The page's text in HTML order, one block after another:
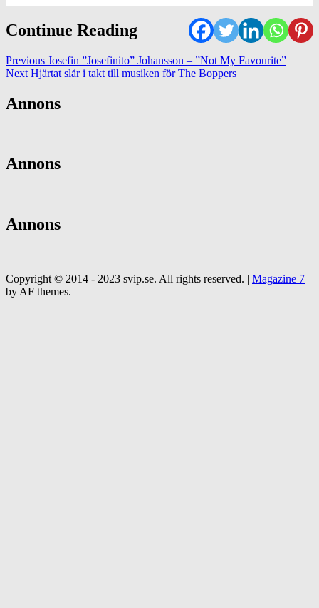
Continue Reading
Previous Josefin ”Josefinito” Johansson – ”Not My Favourite”
Next Hjärtat slår i takt till musiken för The Boppers
Annons
Annons
Annons
Copyright © 2014 - 2023 svip.se. All rights reserved. | Magazine 7
by AF themes.